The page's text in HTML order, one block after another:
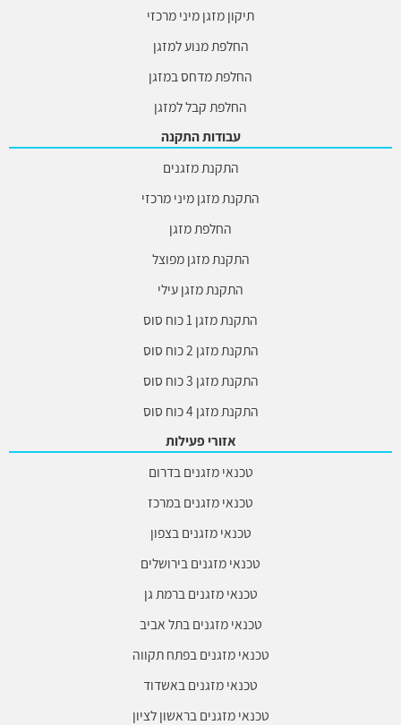
תיקון מזגן מיני מרכזי
החלפת מנוע למזגן
החלפת מדחס במזגן
החלפת קבל למזגן
עבודות התקנה
התקנת מזגנים
התקנת מזגן מיני מרכזי
החלפת מזגן
התקנת מזגן מפוצל
התקנת מזגן עילי
התקנת מזגן 1 כוח סוס
התקנת מזגן 2 כוח סוס
התקנת מזגן 3 כוח סוס
התקנת מזגן 4 כוח סוס
אזורי פעילות
טכנאי מזגנים בדרום
טכנאי מזגנים במרכז
טכנאי מזגנים בצפון
טכנאי מזגנים בירושלים
טכנאי מזגנים ברמת גן
טכנאי מזגנים בתל אביב
טכנאי מזגנים בפתח תקווה
טכנאי מזגנים באשדוד
טכנאי מזגנים בראשון לציון